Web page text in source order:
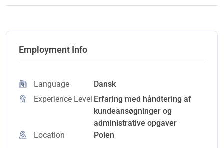
Employment Info
Language
Dansk
Experience Level Erfaring med håndtering af
kundeansøgninger og
administrative opgaver
Location
Polen